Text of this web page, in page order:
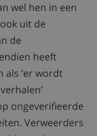
wel hen in een
uit de
de
heeft
als ‘er wordt
ongeverifieerde
Verweerders